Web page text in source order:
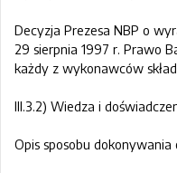
Decyzja Prezesa NBP o
29 sierpnia 1997 r. Prawo
każdy z wykonawców
III.3.2) Wiedza i
Opis sposobu